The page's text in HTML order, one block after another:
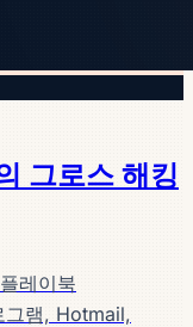
그로스 해킹
레이북
램, Hotmail,